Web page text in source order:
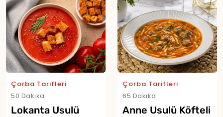
Çorba Tarifleri
50 Dakika
Lokanta Usulü
Çorba Tarifleri
65 Dakika
Anne Usulü Köfteli